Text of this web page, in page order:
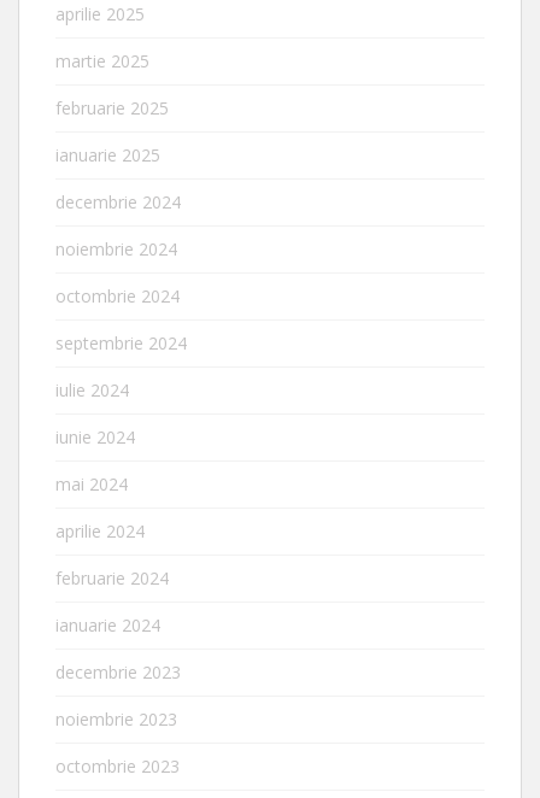
aprilie 2025
martie 2025
februarie 2025
ianuarie 2025
decembrie 2024
noiembrie 2024
octombrie 2024
septembrie 2024
iulie 2024
iunie 2024
mai 2024
aprilie 2024
februarie 2024
ianuarie 2024
decembrie 2023
noiembrie 2023
octombrie 2023